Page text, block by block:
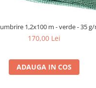
1,2x100 m - verde - 35
170,00 Lei
ADAUGA IN COS